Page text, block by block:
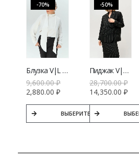
-70%
Блузка V|L из вискозы
9,600.00₽
2,880.00₽
ВЫБЕРИТЕ ПАРАМЕТРЫ
-50%
Пиджак V|L черный
28,700.00₽
14,350.00 ₽